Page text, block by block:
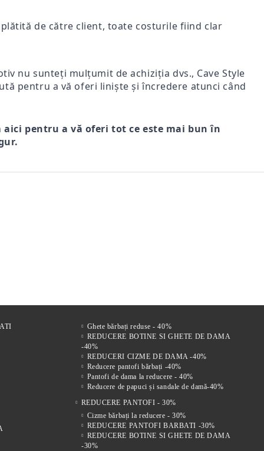
de către client, toate costurile fiind clar
nu sunteți mulțumit de achiziția dvs., Cave Style
pentru a vă oferi liniște și încredere atunci când
pentru a vă oferi tot ce este mai bun în
DE
Ghete bărbați reduse - 40%
REDUCERE BOTINE SI GHETE DE DAMA
-40%
REDUCERI CIZME DE DAMA -40%
Reducere pantofi bărbați -40%
Pantofi de dama la reducere - 40%
Reducere de papuci și sandale de damă-40%
REDUCERE PANTOFI - 30%
Cizme bărbați la reducere - 30%
REDUCERE PANTOFI BARBATI -30%
REDUCERE BOTINE SI GHETE DE DAMA
-30%